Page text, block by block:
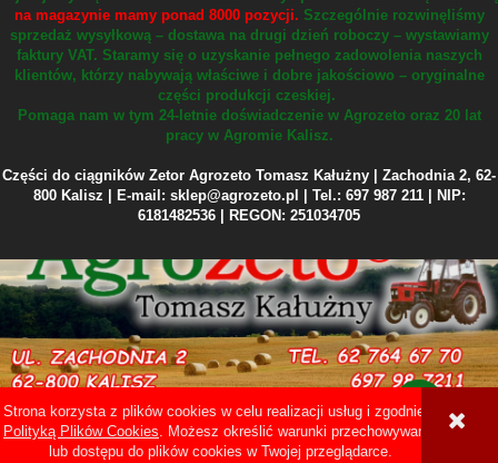
Strona korzysta z plików cookies w celu realizacji usług i zgodnie z
Polityką Plików Cookies. Możesz określić warunki przechowywania
lub dostępu do plików cookies w Twojej przeglądarce.
na magazynie mamy ponad 8000 pozycji. Szczególnie rozwinęliśmy
sprzedaż wysyłkową – dostawa na drugi dzień roboczy – wystawiamy
faktury VAT. Staramy się o uzyskanie pełnego zadowolenia naszych
klientów, którzy nabywają właściwe i dobre jakościowo – oryginalne
części produkcji czeskiej.
Pomaga nam w tym 24-letnie doświadczenie w Agrozeto oraz 20 lat
pracy w Agromie Kalisz.
Części do ciągników Zetor Agrozeto Tomasz Kałużny | Zachodnia 2, 62-
800 Kalisz | E-mail: sklep@agrozeto.pl | Tel.: 697 987 211 | NIP:
6181482536 | REGON: 251034705
Sklep internetowy Shoper Premium
POKAŻ PEŁNĄ WERSJĘ STRONY